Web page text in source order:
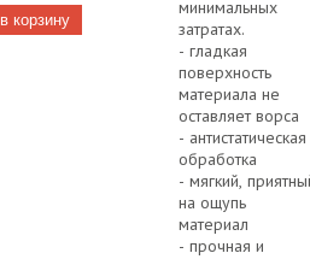
минимальных
затратах.
- гладкая
поверхность
материала не
оставляет ворса
- антистатическая
обработка
- мягкий,
на ощупь
материал
- прочная и